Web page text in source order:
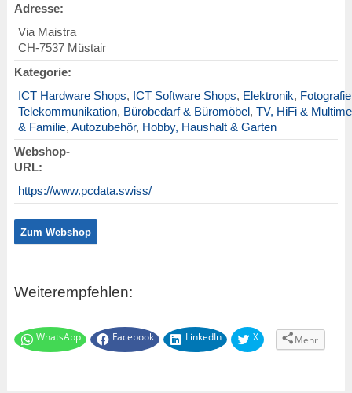
Adresse:
Via Maistra
CH-7537 Müstair
Kategorie:
ICT Hardware Shops, ICT Software Shops, Elektronik, Fotografie
Telekommunikation, Bürobedarf & Büromöbel, TV, HiFi &
& Familie, Autozubehör, Hobby, Haushalt & Garten
Webshop-
URL:
https://www.pcdata.swiss/
Zum Webshop
Weiterempfehlen:
WhatsApp Facebook LinkedIn X Mehr